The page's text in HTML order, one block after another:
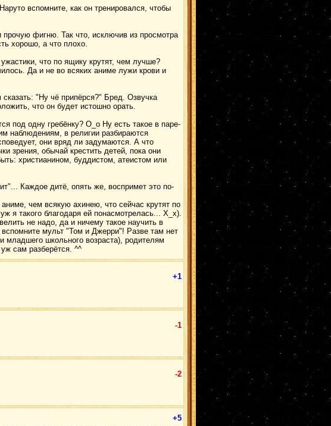
вспомните, как он тренировался, чтобы
фигню. Так что, исключив из просмотра
хорошо, а что плохо.
что по ящику крутят, чем лучше?
Да и не во всяких аниме лужи крови и
"Ну чё припёрся?" Бред. Озвучка
что он будет истошно орать.
под одну гребёнку? О_о Ну есть такое в паре-
наблюдениям, в религии разбираются
они вряд ли задумаются. А что
зрения, обычай крестить детей, пока они
христианином, буддистом, атеистом или
Каждое дитё, опять же, воспримет это по-
чем всякую ахинею, что сейчас крутят по
я такого благодаря ей понасмотрелась... Х_х).
не надо, да и ничему такое научить в
мульт "Том и Джерри"! Разве там нет
младшего школьного возраста), родителям
сам разберётся. ^^
+1
-1
-2
+5